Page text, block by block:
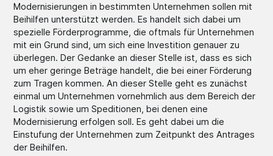
Modernisierungen in bestimmten Unternehmen sollen mit
Beihilfen unterstützt werden. Es handelt sich dabei um
spezielle Förderprogramme, die oftmals für Unternehmen
mit ein Grund sind, um sich eine Investition genauer zu
überlegen. Der Gedanke an dieser Stelle ist, dass es sich
um eher geringe Beträge handelt, die bei einer Förderung
zum Tragen kommen. An dieser Stelle geht es zunächst
einmal um Unternehmen vornehmlich aus dem Bereich der
Logistik sowie um Speditionen, bei denen eine
Modernisierung erfolgen soll. Es geht dabei um die
Einstufung der Unternehmen zum Zeitpunkt des Antrages
der Beihilfen.